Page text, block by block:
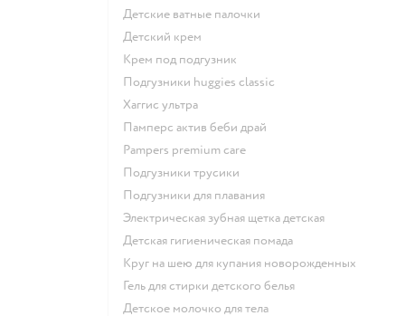
детские ватные палочки
детский крем
крем под подгузник
подгузники huggies classic
хаггис ультра
памперс актив беби драй
pampers premium care
подгузники трусики
подгузники для плавания
электрическая зубная щетка детская
детская гигиеническая помада
круг на шею для купания новорожденных
гель для стирки детского белья
детское молочко для тела